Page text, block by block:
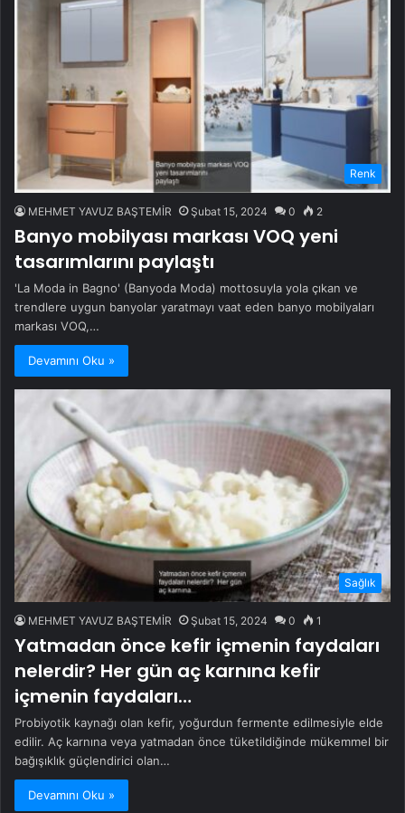
Renk
MEHMET YAVUZ BAŞTEMİR Şubat 15, 2024 0 2
Banyo mobilyası markası VOQ yeni
tasarımlarını paylaştı
'La Moda in Bagno' (Banyoda Moda) mottosuyla yola çıkan ve
trendlere uygun banyolar yaratmayı vaat eden banyo mobilyaları
markası VOQ,…
Devamını Oku »
Sağlık
MEHMET YAVUZ BAŞTEMİR Şubat 15, 2024 0 1
Yatmadan önce kefir içmenin faydaları
nelerdir? Her gün aç karnına kefir
içmenin faydaları…
Probiyotik kaynağı olan kefir, yoğurdun fermente edilmesiyle elde
edilir. Aç karnına veya yatmadan önce tüketildiğinde mükemmel bir
bağışıklık güçlendirici olan…
Devamını Oku »